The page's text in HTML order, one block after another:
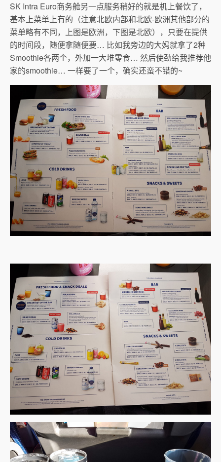
SK Intra Euro商务舱另一点服务稍好的就是机上餐饮了，
基本上菜单上有的（注意北欧内部和北欧-欧洲其他部分的
菜单略有不同，上图是欧洲，下图是北欧），只要在提供
的时间段，随便拿随便要… 比如我旁边的大妈就拿了2种
Smoothie各两个，外加一大堆零食… 然后使劲给我推荐他
家的smoothie… 一样要了一个，确实还蛮不错的~